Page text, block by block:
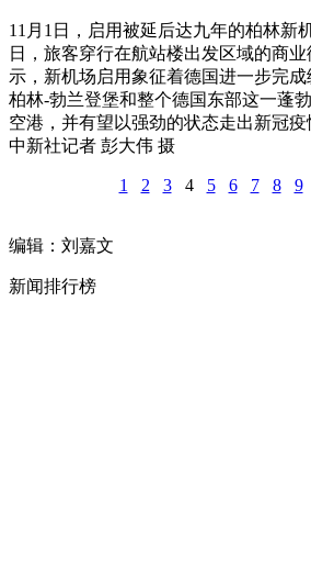
11月1日，启用被延后达九年的柏林新
日，旅客穿行在航站楼出发区域的商
示，新机场启用象征着德国进一步完
柏林-勃兰登堡和整个德国东部这一蓬
空港，并有望以强劲的状态走出新冠疫
中新社记者 彭大伟 摄
1 2 3 4 5 6 7 8 9
编辑：刘嘉文
新闻排行榜